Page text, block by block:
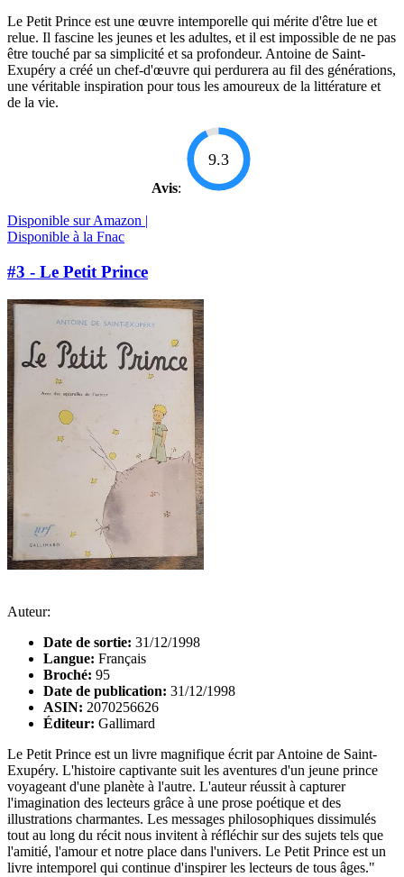
Le Petit Prince est une œuvre intemporelle qui mérite d'être lue et
relue. Il fascine les jeunes et les adultes, et il est impossible de ne pas
être touché par sa simplicité et sa profondeur. Antoine de Saint-
Exupéry a créé un chef-d'œuvre qui perdurera au fil des générations,
une véritable inspiration pour tous les amoureux de la littérature et
de la vie.
Avis:
9.3
Disponible sur Amazon |
Disponible à la Fnac
#3 - Le Petit Prince
Auteur:
Date de sortie: 31/12/1998
Langue: Français
Broché: 95
Date de publication: 31/12/1998
ASIN: 2070256626
Éditeur: Gallimard
Le Petit Prince est un livre magnifique écrit par Antoine de Saint-
Exupéry. L'histoire captivante suit les aventures d'un jeune prince
voyageant d'une planète à l'autre. L'auteur réussit à capturer
l'imagination des lecteurs grâce à une prose poétique et des
illustrations charmantes. Les messages philosophiques dissimulés
tout au long du récit nous invitent à réfléchir sur des sujets tels que
l'amitié, l'amour et notre place dans l'univers. Le Petit Prince est un
livre intemporel qui continue d'inspirer les lecteurs de tous âges."